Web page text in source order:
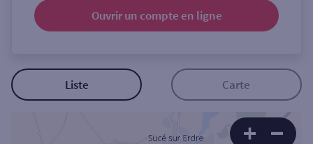
Ouverte le samedi
Coffre-fort
Ouvrir un compte en ligne
Liste Carte